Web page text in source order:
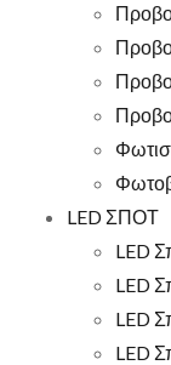
LED ΣΠΟΤ
LED
LED
LED
LED